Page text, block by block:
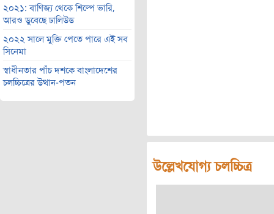
২০২১: বাণিজ্য থেকে শিল্পে ভারি,
আরও ডুবেছে ঢালিউড
২০২২ সালে মুক্তি পেতে পারে এই সব
সিনেমা
স্বাধীনতার পাঁচ দশকে বাংলাদেশের
চলচ্চিত্রের উত্থান-পতন
উল্লেখযোগ্য চলচ্চিত্র